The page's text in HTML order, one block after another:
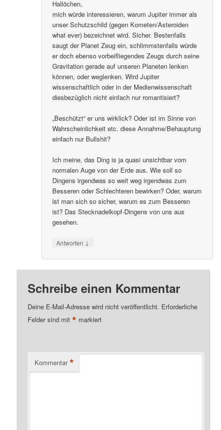
Hallöchen,
mich würde interessieren, warum Jupiter immer als
unser Schutzschild (gegen Kometen/Asteroiden
what ever) bezeichnet wird. Sicher. Bestenfalls
saugt der Planet Zeug ein, schlimmstenfalls würde
er doch ebenso vorbeifliegendes Zeugs durch seine
Gravitation gerade auf unseren Planeten lenken
können, oder weglenken. Wird Jupiter
wissenschaftlich oder in der Medienwissenschaft
diesbezüglich nicht einfach nur romantisiert?
„Beschützt“ er uns wirklick? Oder ist im Sinne von
Wahrscheinlichkeit etc. diese Annahme/Behauptung
einfach nur Bullshit?
Ich meine, das Ding is ja quasi unsichtbar vom
normalen Auge von der Erde aus. Wie soll so
Dingens irgendwas so weit weg irgendwas zum
Besseren oder Schlechteren bewirken? Oder, warum
ist man sich so sicher, warum es zum Besseren
ist? Das Stecknadelkopf-Dingens von uns aus
gesehen.
Antworten ↓
Schreibe einen Kommentar
Deine E-Mail-Adresse wird nicht veröffentlicht. Erforderliche
Felder sind mit* markiert
Kommentar *